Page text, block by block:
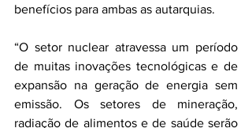
benefícios para ambas as autarquias.
“O setor nuclear atravessa um período
de muitas inovações tecnológicas e de
expansão na geração de energia sem
emissão. Os setores de mineração,
radiação de alimentos e de saúde serão